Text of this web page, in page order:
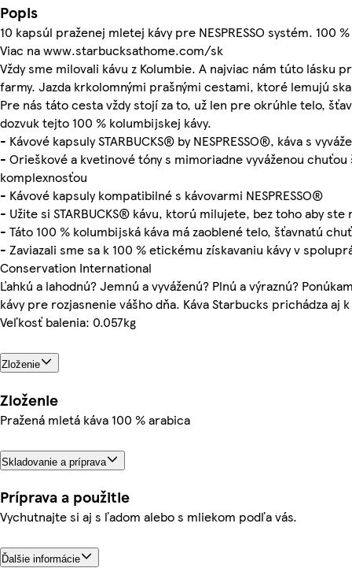
Popis
10 kapsúl praženej mletej kávy pre NESPRESSO systém. 100
Viac na www.starbucksathome.com/sk
Vždy sme milovali kávu z Kolumbie. A najviac nám túto lásku
farmy. Jazda krkolomnými prašnými cestami, ktoré lemujú
Pre nás táto cesta vždy stojí za to, už len pre okrúhle telo,
dozvuk tejto 100 % kolumbijskej kávy.
- Kávové kapsuly STARBUCKS® by NESPRESSO®, káva s
- Orieškové a kvetinové tóny s mimoriadne vyváženou chuťou
komplexnosťou
- Kávové kapsuly kompatibilné s kávovarmi NESPRESSO®
- Užite si STARBUCKS® kávu, ktorú milujete, bez toho aby
- Táto 100 % kolumbijská káva má zaoblené telo, šťavnatú
- Zaviazali sme sa k 100 % etickému získavaniu kávy v
Conservation International
Ľahkú a lahodnú? Jemnú a vyváženú? Plnú a výraznú?
kávy pre rozjasnenie vášho dňa. Káva Starbucks prichádza aj
Veľkosť balenia: 0.057kg
Zloženie
Zloženie
Pražená mletá káva 100 % arabica
Skladovanie a príprava
Príprava a použitie
Vychutnajte si aj s ľadom alebo s mliekom podľa vás.
Ďalšie informácie